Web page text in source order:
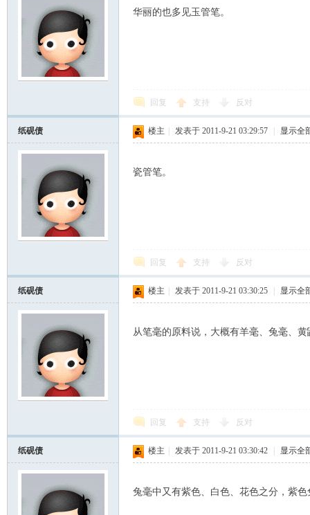
华丽的也多见玉管笔。
回复 支持 反对
纸砚债 楼主 发表于 2011-9-21 03:29:57 显示全
瓷管笔。
回复 支持 反对
纸砚债 楼主 发表于 2011-9-21 03:30:25 显示全
从笔毫的原料说，大概有羊毫、兔毫、
回复 支持 反对
纸砚债 楼主 发表于 2011-9-21 03:30:42 显示全
兔毫中又有紫色、白色、花色之分，紫